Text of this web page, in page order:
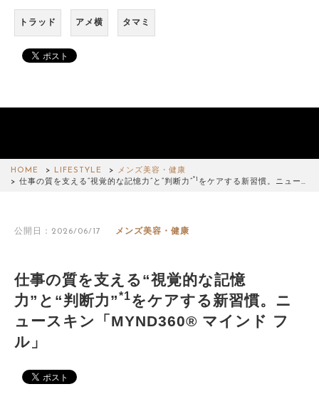
トラッド アメ横 タマミ
HOME LIFESTYLE
メンズ美容・健康
仕事の質を支える“視覚的な記憶力”と“判断力”*1 をケアする新習慣。ニュー…
公開日：2026/06/17 メンズ美容・健康
仕事の質を支える“視覚的な記憶
力”と“判断力”*1をケアする新習慣。ニ
ュースキン「MYND360® マインド フ
ル」